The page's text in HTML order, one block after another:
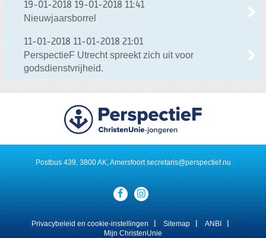
19-01-2018 19-01-2018 11:41
Nieuwjaarsborrel
11-01-2018 11-01-2018 21:01
PerspectieF Utrecht spreekt zich uit voor
godsdienstvrijheid.
Postbus 439, 3800 AK, Amersfoortsecretaris@perspectief.nu
mediaPrivacybeleid en cookie-instellingen Sitemap
ANBI
Mijn ChristenUnie